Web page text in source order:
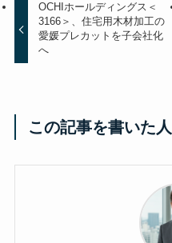
OCHIホールディングス＜
3166＞、住宅用木材加工の
愛媛プレカットを子会社化
へ
この記事を書いた人